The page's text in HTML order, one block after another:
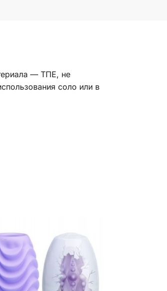
— ТПЕ, не
соло или в